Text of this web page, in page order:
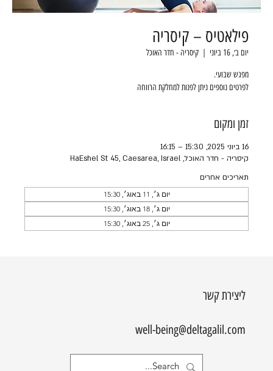
פילאטיס – קיסריה
יום ב׳, 16 ביוני
  |
קיסריה - חדר האוכל
לפרטים נוספים ניתן לפנות למחלקת הרווחה
זמן ומקום
16 ביוני 2025, 15:30 – 16:15
קיסריה - חדר האוכל, HaEshel St 45, Caesarea, Israel
תאריכים אחרים
יום ג׳, 11 באוג׳, 15:30
יום ג׳, 18 באוג׳, 15:30
יום ג׳, 25 באוג׳, 15:30
ליצירת קשר
well-being@deltagalil.com